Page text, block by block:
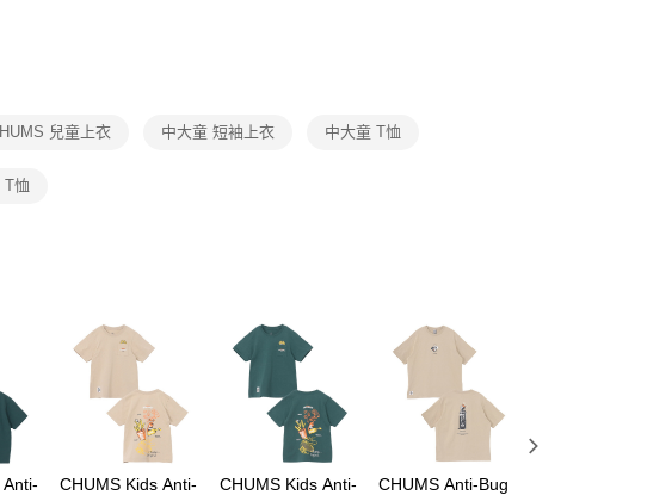
交易，需依本服務之必要範圍內提供個人資料，並將交易相關給付款項請
結果請求用戶進行身份認證。
５．嚴禁一人註冊多個帳號或使用他人資訊註冊。若發現惡意使用之情
形，恩沛科技股份有限公司將有權停止該用戶之使用額度並採取法律行
動。
兒童上衣 中大童 短袖上衣 中大童 T恤
T恤
CHUMS Kids Anti-
CHUMS Kids Anti-
CHUMS Anti-Bug